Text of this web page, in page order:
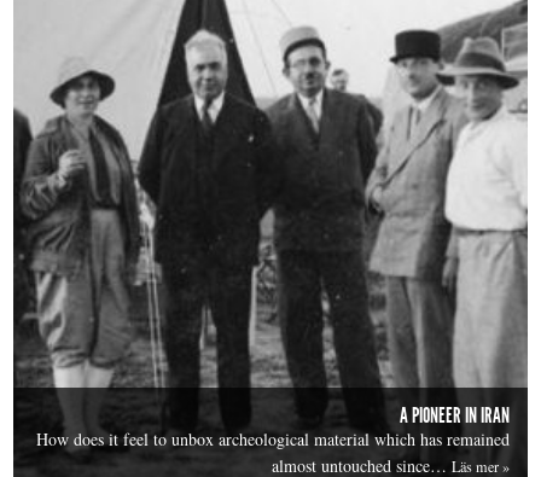
A PIONEER IN IRAN
How does it feel to unbox archeological material which has remained
almost untouched since…Läs mer »